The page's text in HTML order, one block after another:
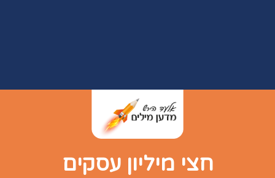
חצי מיליון עסקים